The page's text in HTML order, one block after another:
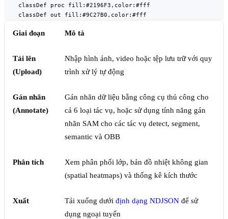
    classDef proc fill:#2196F3,color:#fff
    classDef out fill:#9C27B0,color:#fff
Giai đoạn Mô tả
Tải lên
(Upload)
Nhập hình ảnh, video hoặc tệp lưu trữ với quy
trình xử lý tự động
Gán nhãn
(Annotate)
Gán nhãn dữ liệu bằng công cụ thủ công cho
cả 6 loại tác vụ, hoặc sử dụng tính năng gán
nhãn SAM cho các tác vụ detect, segment,
semantic và OBB
Phân tích
Xem phân phối lớp, bản đồ nhiệt không gian
(spatial heatmaps) và thống kê kích thước
Xuất Tải xuống dưới định dạng NDJSON để sử
dụng ngoại tuyến